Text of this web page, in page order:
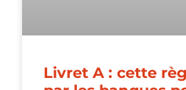
Livret A : cette